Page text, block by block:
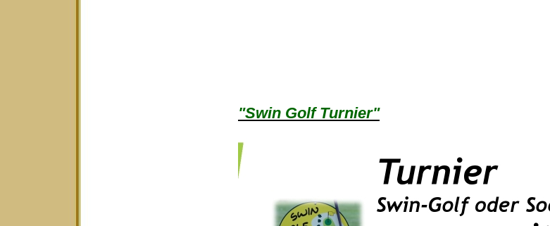
"Swin Golf Turnier"